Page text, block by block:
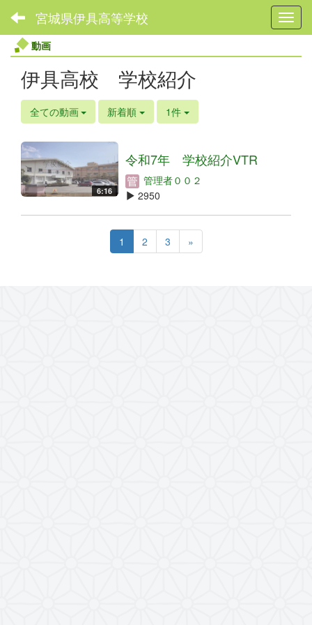
宮城県伊具高等学校
動画
伊具高校 学校紹介
全ての動画 新着順 1件
6:16
令和7年 学校紹介VTR
管理者００２
2950
1 2 3 »